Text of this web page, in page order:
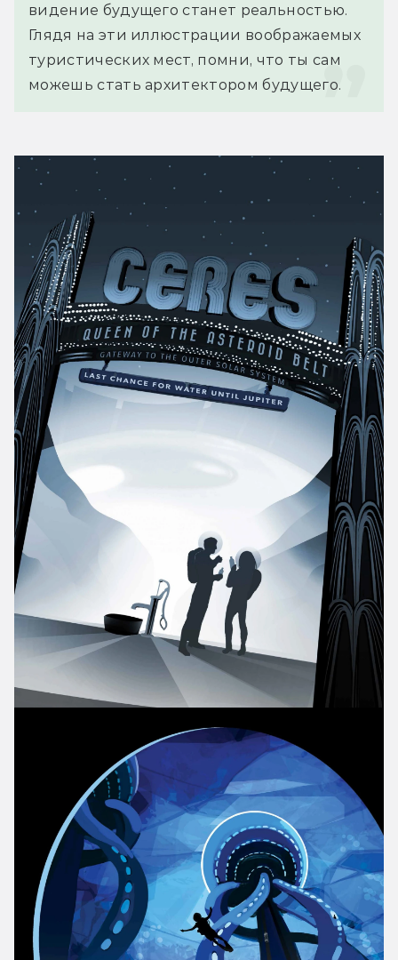
видение будущего станет реальностью.
Глядя на эти иллюстрации воображаемых
туристических мест, помни, что ты сам
можешь стать архитектором будущего.